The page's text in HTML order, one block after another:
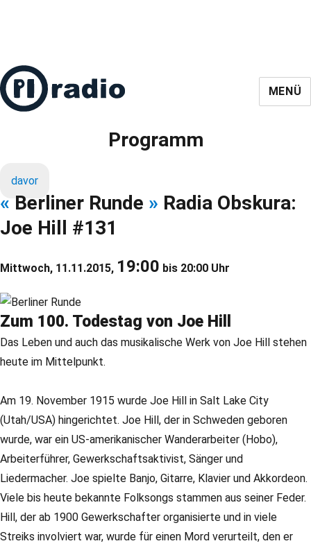
MENÜ
Programm
davor
« Berliner Runde » Radia Obskura:
Joe Hill #131
Mittwoch, 11.11.2015, 19:00 bis 20:00 Uhr
Zum 100. Todestag von Joe Hill
Das Leben und auch das musikalische Werk von Joe Hill stehen
heute im Mittelpunkt.
Am 19. November 1915 wurde Joe Hill in Salt Lake City
(Utah/USA) hingerichtet. Joe Hill, der in Schweden geboren
wurde, war ein US-amerikanischer Wanderarbeiter (Hobo),
Arbeiterführer, Gewerkschaftsaktivist, Sänger und
Liedermacher. Joe spielte Banjo, Gitarre, Klavier und Akkordeon.
Viele bis heute bekannte Folksongs stammen aus seiner Feder.
Hill, der ab 1900 Gewerkschafter organisierte und in viele
Streiks involviert war, wurde für einen Mord verurteilt, den er